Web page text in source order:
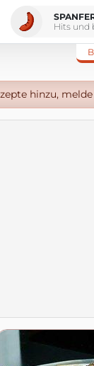
Hits und
hinzu,